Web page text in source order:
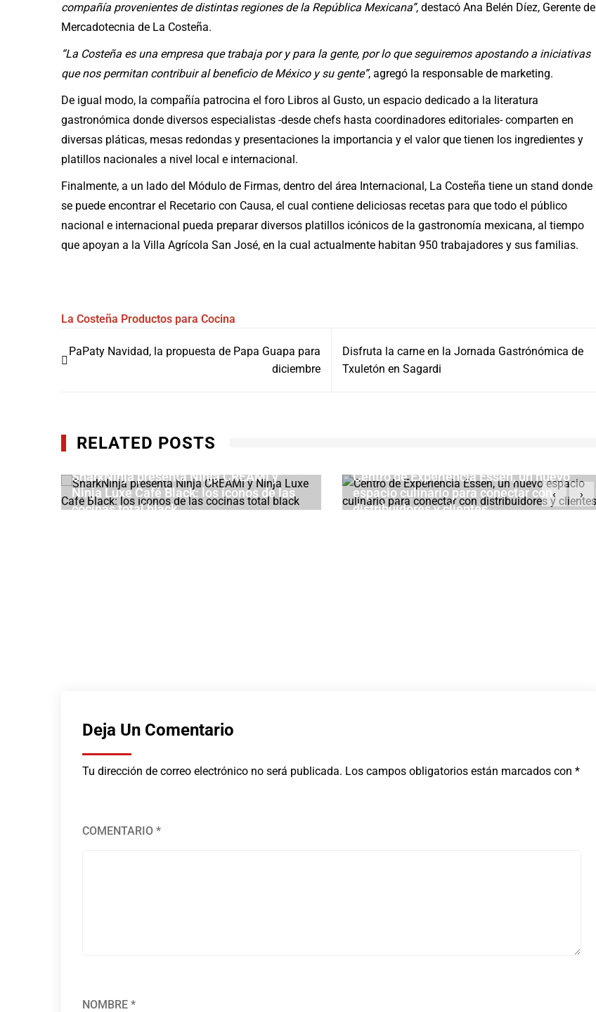
compañía provenientes de distintas regiones de la República Mexicana”, destacó Ana Belén Díez, Gerente de
Mercadotecnia de La Costeña.
“La Costeña es una empresa que trabaja por y para la gente, por lo que seguiremos apostando a iniciativas
que nos permitan contribuir al beneficio de México y su gente”, agregó la responsable de marketing.
De igual modo, la compañía patrocina el foro Libros al Gusto, un espacio dedicado a la literatura
gastronómica donde diversos especialistas -desde chefs hasta coordinadores editoriales- comparten en
diversas pláticas, mesas redondas y presentaciones la importancia y el valor que tienen los ingredientes y
platillos nacionales a nivel local e internacional.
Finalmente, a un lado del Módulo de Firmas, dentro del área Internacional, La Costeña tiene un stand donde
se puede encontrar el Recetario con Causa, el cual contiene deliciosas recetas para que todo el público
nacional e internacional pueda preparar diversos platillos icónicos de la gastronomía mexicana, al tiempo
que apoyan a la Villa Agrícola San José, en la cual actualmente habitan 950 trabajadores y sus familias.
La Costeña Productos para Cocina
Navegación
de
PaPaty Navidad, la propuesta de Papa Guapa para
diciembre
Disfruta la carne en la Jornada Gastrónómica de
Txuletón en Sagardi
RELATED POSTS
SharkNinja presenta Ninja CREAMi y
Ninja Luxe Café Black: los íconos de las
cocinas total black
Centro de Experiencia Essen, un nuevo
espacio culinario para conectar con
distribuidores y clientes
‹ ›
Deja Un Comentario
Tu dirección de correo electrónico no será publicada. Los campos obligatorios están marcados con *
COMENTARIO *
NOMBRE *